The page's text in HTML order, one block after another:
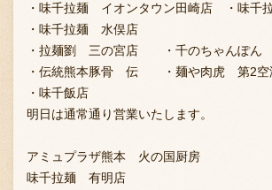
・味千拉麺 イオンタウン田崎店 ・味千
・味千拉麺 水俣店
・拉麺劉 三の宮店 ・千のちゃんぽん
・伝統熊本豚骨 伝 ・麺や肉虎 第2空
・味千飯店
明日は通常通り営業いたします。
アミュプラザ熊本 火の国厨房
味千拉麺 有明店